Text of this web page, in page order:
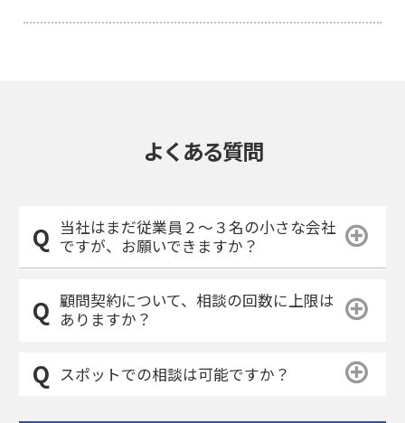
よくある質問
当社はまだ従業員２～３名の小さな会社
ですが、お願いできますか？
顧問契約について、相談の回数に上限は
ありますか？
スポットでの相談は可能ですか？